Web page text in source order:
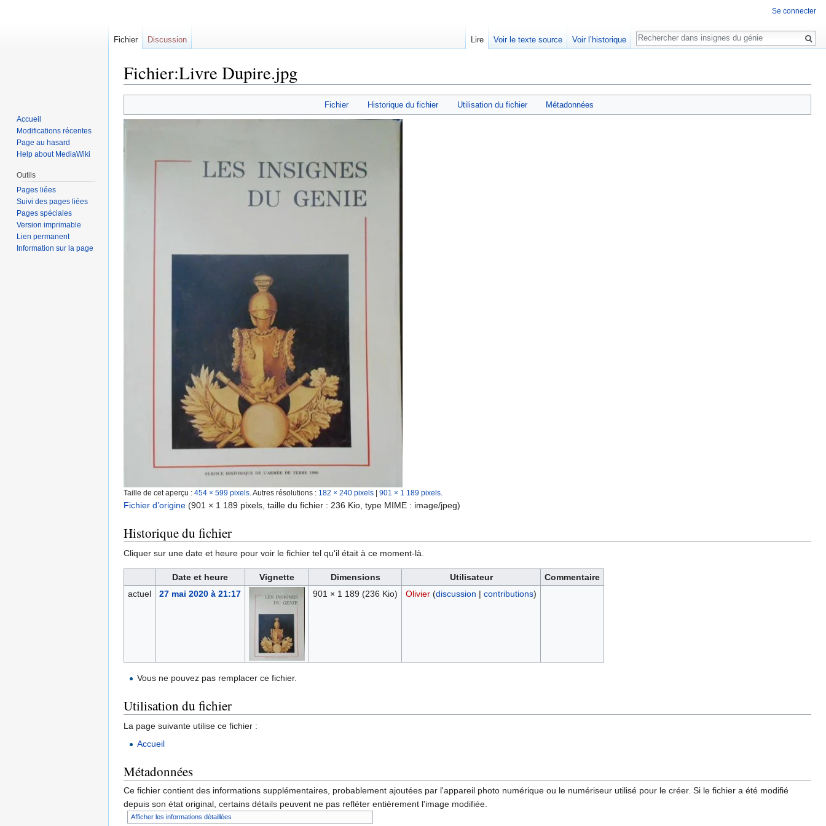
Fichier:Livre Dupire.jpg
à
à
Fichier Historique du fichier Utilisation du fichier Métadonnées
Taille de cet aperçu : 454 × 599 pixels Autres résolutions : 182 × 240 pixels 901 × 1 189 pixels
Fichier d’origine (901 × 1 189 pixels, taille du fichier : 236 Kio, type MIME : image/jpeg)
Historique du fichier
Cliquer sur une date et heure pour voir le fichier tel qu'il était à ce moment-là.
Date et heure Vignette Dimensions Utilisateur
Commentaire
actuel
27 mai 2020 à 21:17 901 × 1 189 (236 Kio) Olivier (discussion | contributions)
Vous ne pouvez pas remplacer ce fichier.
Utilisation du fichier
La page suivante utilise ce fichier :
Accueil
Métadonnées
Ce fichier contient des informations supplémentaires, probablement ajoutées par l'appareil photo numérique ou le numériseur utilisé pour le créer. Si le fichier a été modifié
depuis son état original, certains détails peuvent ne pas refléter entièrement l'image modifiée.
Afficher les informations détaillées
Se connecter
Fichier Discussion Lire Voir le texte source Voir l’historique
Rechercher
Accueil
Modifications récentes
Page au hasard
Help about MediaWiki
Outils
Pages liées
Suivi des pages liées
Pages spéciales
Version imprimable
Lien permanent
Information sur la page